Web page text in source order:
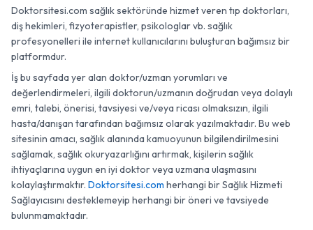
Doktorsitesi.com sağlık sektöründe hizmet veren tıp doktorları,
diş hekimleri, fizyoterapistler, psikologlar vb. sağlık
profesyonelleri ile internet kullanıcılarını buluşturan bağımsız bir
platformdur.
İş bu sayfada yer alan doktor/uzman yorumları ve
değerlendirmeleri, ilgili doktorun/uzmanın doğrudan veya dolaylı
emri, talebi, önerisi, tavsiyesi ve/veya ricası olmaksızın, ilgili
hasta/danışan tarafından bağımsız olarak yazılmaktadır. Bu web
sitesinin amacı, sağlık alanında kamuoyunun bilgilendirilmesini
sağlamak, sağlık okuryazarlığını artırmak, kişilerin sağlık
ihtiyaçlarına uygun en iyi doktor veya uzmana ulaşmasını
kolaylaştırmaktır. Doktorsitesi.com herhangi bir Sağlık Hizmeti
Sağlayıcısını desteklemeyip herhangi bir öneri ve tavsiyede
bulunmamaktadır.